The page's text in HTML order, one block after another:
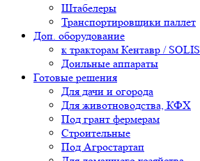
Штабелеры
Транспортировщики паллет
Доп. оборудование
к тракторам Кентавр / SOLIS
Доильные аппараты
Готовые решения
Для дачи и огорода
Для животноводства, КФХ
Под грант фермерам
Строительные
Под Агростартап